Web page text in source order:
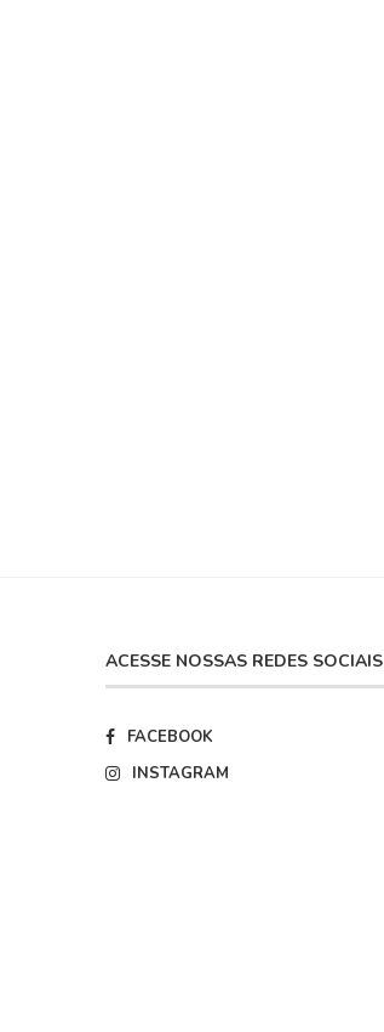
ACESSE NOSSAS REDES SOCIAIS
FACEBOOK
INSTAGRAM